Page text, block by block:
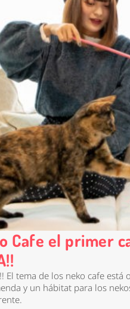
Cafe el primer
El tema de los neko cafe
y un hábitat para los